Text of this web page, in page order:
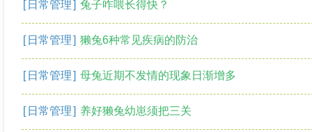
[ 日常管理] 兔子咋喂长得快？
[ 日常管理] 獭兔6种常见疾病的防治
[ 日常管理] 母兔近期不发情的现象日渐增多
[ 日常管理] 养好獭兔幼崽须把三关